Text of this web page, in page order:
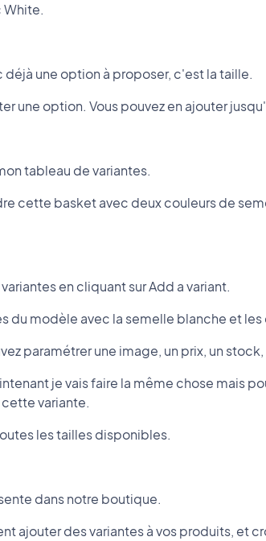
White.
une option à proposer, c'est la taille.
une option. Vous pouvez en ajouter
tableau de variantes.
cette basket avec deux couleurs de
en cliquant sur Add a variant.
du modèle avec la semelle blanche et
paramétrer une image, un prix, un
je vais faire la même chose mais
variante.
les tailles disponibles.
dans notre boutique.
ajouter des variantes à vos produits, et